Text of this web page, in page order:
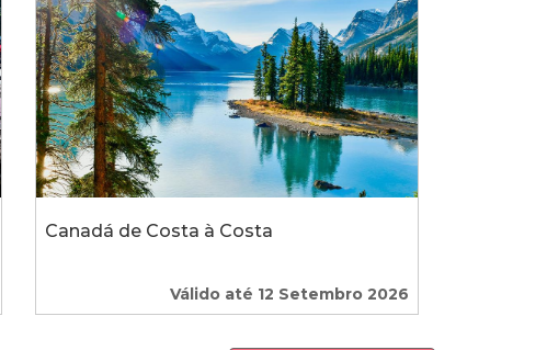
Canadá de Costa à Costa
Válido até 12 Setembro 2026